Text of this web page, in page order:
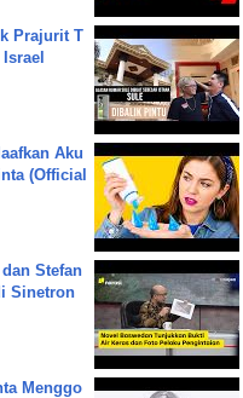
Prajurit T
Aku
(Official
Stefan
Sinetron
Menggo